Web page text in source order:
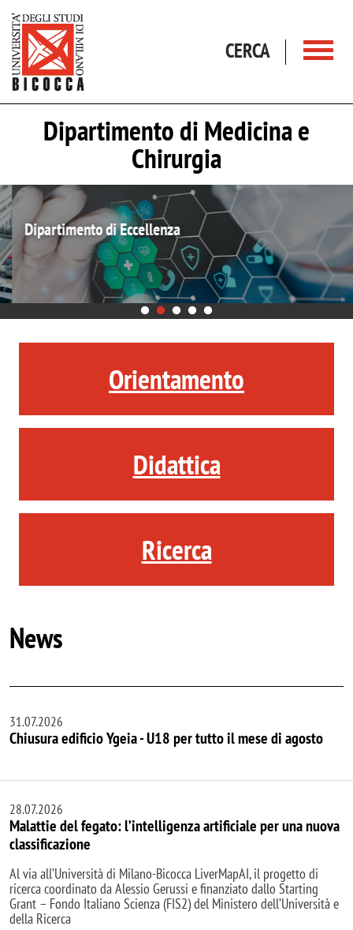
CERCA
Dipartimento di Medicina e
Chirurgia
Dipartimento di Eccellenza
Orientamento
Didattica
Ricerca
News
31.07.2026
Chiusura edificio Ygeia - U18 per tutto il mese di agosto
28.07.2026
Malattie del fegato: l’intelligenza artificiale per una nuova
classificazione
Al via all’Università di Milano-Bicocca LiverMapAI, il progetto di
ricerca coordinato da Alessio Gerussi e finanziato dallo Starting
Grant – Fondo Italiano Scienza (FIS2) del Ministero dell’Università e
della Ricerca